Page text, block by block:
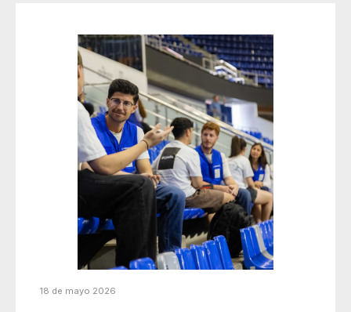
18 de mayo 2026